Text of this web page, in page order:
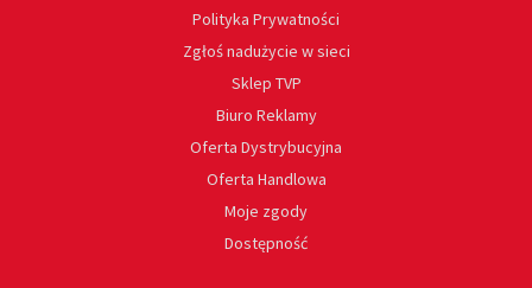
Polityka Prywatności
Zgłoś nadużycie w sieci
Sklep TVP
Biuro Reklamy
Oferta Dystrybucyjna
Oferta Handlowa
Moje zgody
Dostępność